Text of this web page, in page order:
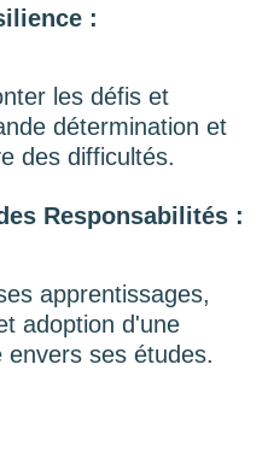
:
les défis et
détermination et
des difficultés.
Responsabilités :
apprentissages,
adoption d'une
ses études.